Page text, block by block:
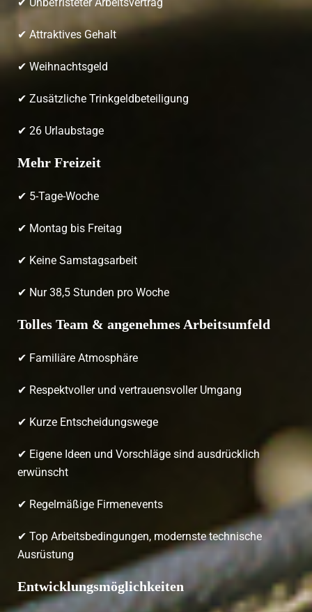
✔ Unbefristeter Arbeitsvertrag
✔ Attraktives Gehalt
✔ Weihnachtsgeld
✔ Zusätzliche Trinkgeldbeteiligung
✔ 26 Urlaubstage
Mehr Freizeit
✔ 5-Tage-Woche
✔ Montag bis Freitag
✔ Keine Samstagsarbeit
✔ Nur 38,5 Stunden pro Woche
Tolles Team & angenehmes Arbeitsumfeld
✔ Familiäre Atmosphäre
✔ Respektvoller und vertrauensvoller Umgang
✔ Kurze Entscheidungswege
✔ Eigene Ideen und Vorschläge sind ausdrücklich
erwünscht
✔ Regelmäßige Firmenevents
✔ Top Arbeitsbedingungen, modernste technische
Ausrüstung
Entwicklungsmöglichkeiten